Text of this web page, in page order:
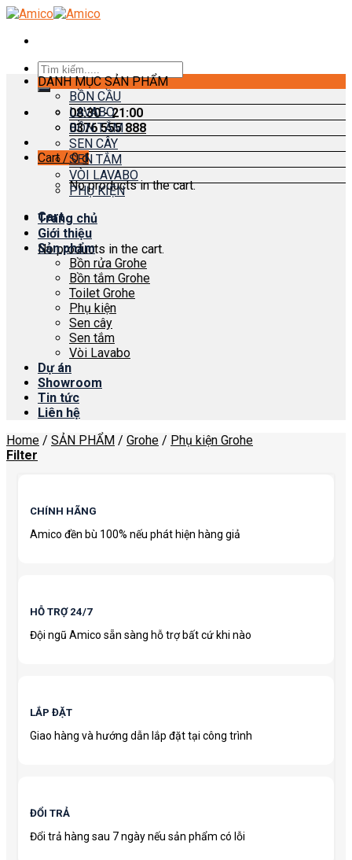
Skip
content
Search
for:
08:30 - 21:00
0376 555 888
Cart /0₫
No products in the cart.
Cart
No products in the cart.
DANH MỤC SẢN PHẨM
BỒN CẦU
LAVABO
BỒN TẮM
SEN CÂY
SEN TẮM
VÒI LAVABO
PHỤ KIỆN
Trang chủ
Giới thiệu
Sản phẩm
Bồn rửa Grohe
Bồn tắm Grohe
Toilet Grohe
Phụ kiện
Sen cây
Sen tắm
Vòi Lavabo
Dự án
Showroom
Tin tức
Liên hệ
Home / SẢN PHẨM / Grohe / Phụ kiện Grohe
Filter
CHÍNH HÃNG
Amico đền bù 100% nếu phát hiện hàng giả
HỖ TRỢ 24/7
Đội ngũ Amico sẵn sàng hỗ trợ bất cứ khi nào
LẮP ĐẶT
Giao hàng và hướng dẫn lắp đặt tại công trình
ĐỔI TRẢ
Đổi trả hàng sau 7 ngày nếu sản phẩm có lỗi